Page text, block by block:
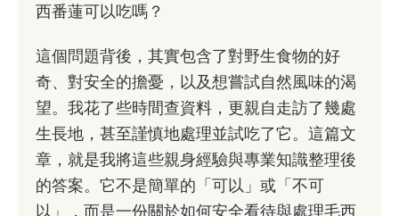
西番蓮可以吃嗎？
這個問題背後，其實包含了對野生食物的好
奇、對安全的擔憂，以及想嘗試自然風味的渴
望。我花了些時間查資料，更親自走訪了幾處
生長地，甚至謹慎地處理並試吃了它。這篇文
章，就是我將這些親身經驗與專業知識整理後
的答案。它不是簡單的「可以」或「不可
以」，而是一份關於如何安全看待與處理毛西